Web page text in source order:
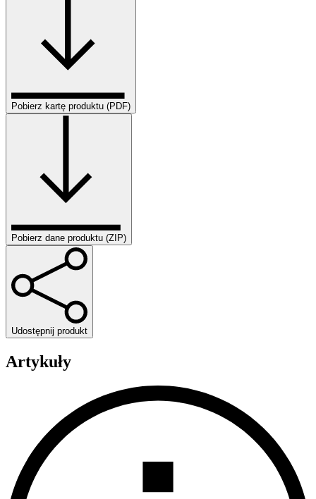
Pobierz kartę produktu (PDF)
Pobierz dane produktu (ZIP)
Udostępnij produkt
Artykuły